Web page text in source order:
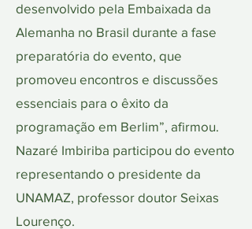
desenvolvido pela Embaixada da
Alemanha no Brasil durante a fase
preparatória do evento, que
promoveu encontros e discussões
essenciais para o êxito da
programação em Berlim”, afirmou.
Nazaré Imbiriba participou do evento
representando o presidente da
UNAMAZ, professor doutor Seixas
Lourenço.